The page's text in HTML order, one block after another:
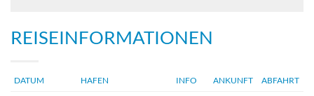
REISEINFORMATIONEN
DATUM HAFEN INFO ANKUNFT ABFAHRT